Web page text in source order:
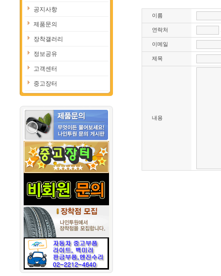
공지사항
제품문의
장착갤러리
정보공유
고객센터
중고장터
이름
연락처
이메일
제목
내용